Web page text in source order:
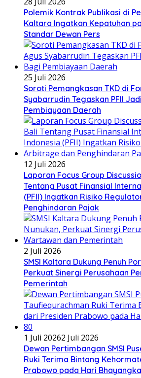
Polemik Kontrak Publikasi di
Kaltara Ingatkan Kepatuhan
Standar Dewan Pers
25 Juli 2026
Soroti Pemangkasan TKD di
Syabarrudin Tegaskan PFII
Pembiayaan Daerah
12 Juli 2026
Laporan Focus Group
Tentang Pusat Finansial
(PFII) Ingatkan Risiko
Penghindaran Pajak
2 Juli 2026
SMSI Kaltara Dukung Penuh
Perkuat Sinergi Perusahaan
Pemerintah
1 Juli 20262 Juli 2026
Dewan Pertimbangan SMSI
Ruki Terima Bintang
Prabowo pada Hari